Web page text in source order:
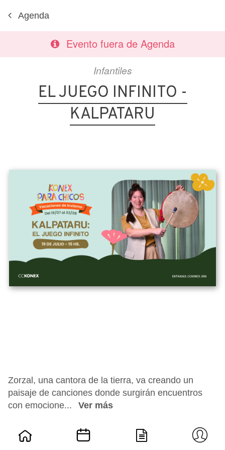
Agenda
Evento fuera de Agenda
Infantiles
EL JUEGO INFINITO -
KALPATARU
Zorzal, una cantora de la tierra, va creando un
paisaje de canciones donde surgirán encuentros
con emocione...
Ver más